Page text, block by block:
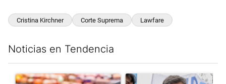
Cristina Kirchner Corte Suprema Lawfare
Noticias en Tendencia
Un artículo de tendencia con el título "Inflación: economistas
Un artículo de tendencia con